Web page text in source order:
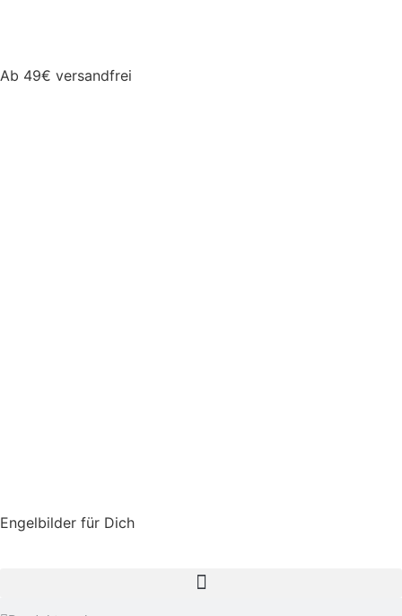
Ab 49€ versandfrei
Engelbilder für Dich